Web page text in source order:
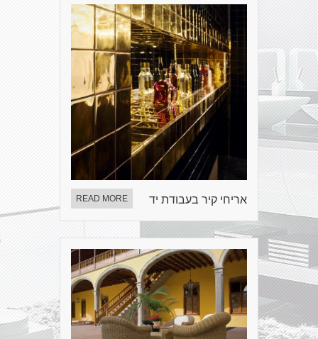
אריחי קיר בעבודת יד READ MORE